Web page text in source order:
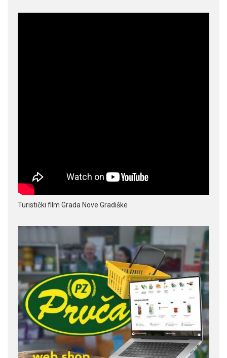
Turistički film Grada Nove Gradiške